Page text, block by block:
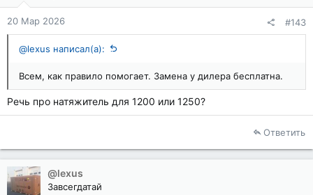
20 Мар 2026 #143
@lexus написал(а):
Всем, как правило помогает. Замена у дилера бесплатна.
Речь про натяжитель для 1200 или 1250?
Ответить
@lexus
Завсегдатай